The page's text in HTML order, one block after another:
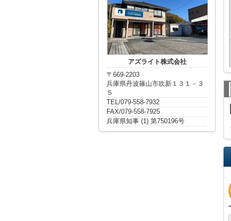
アズライト株式会社
〒669-2203
兵庫県丹波篠山市吹新１３１－３
５
TEL/079-558-7932
FAX/079-558-7925
兵庫県知事 (1) 第750196号